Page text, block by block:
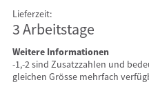
Lieferzeit:
3 Arbeitstage
Weitere Informationen
-1,-2 sind Zusatzzahlen und
gleichen Grösse mehrfach